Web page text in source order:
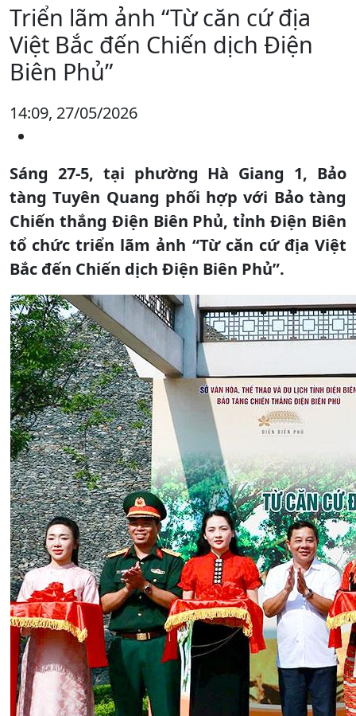
Triển lãm ảnh “Từ căn cứ địa
Việt Bắc đến Chiến dịch Điện
Biên Phủ”
14:09, 27/05/2026
Sáng 27-5, tại phường Hà Giang 1, Bảo
tàng Tuyên Quang phối hợp với Bảo tàng
Chiến thắng Điện Biên Phủ, tỉnh Điện Biên
tổ chức triển lãm ảnh “Từ căn cứ địa Việt
Bắc đến Chiến dịch Điện Biên Phủ”.